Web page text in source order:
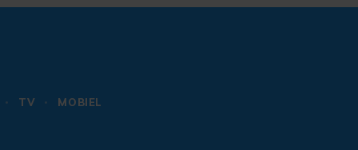
door de AI-opmars.
TV
MOBIEL